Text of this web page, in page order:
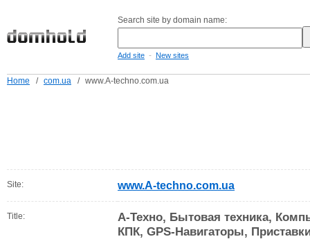
Search site by domain name:
Add site - New sites
Home / com.ua / www.A-techno.com.ua
Site: www.A-techno.com.ua
Title:
А-Техно, Бытовая техника,
КПК, GPS-Навигаторы,